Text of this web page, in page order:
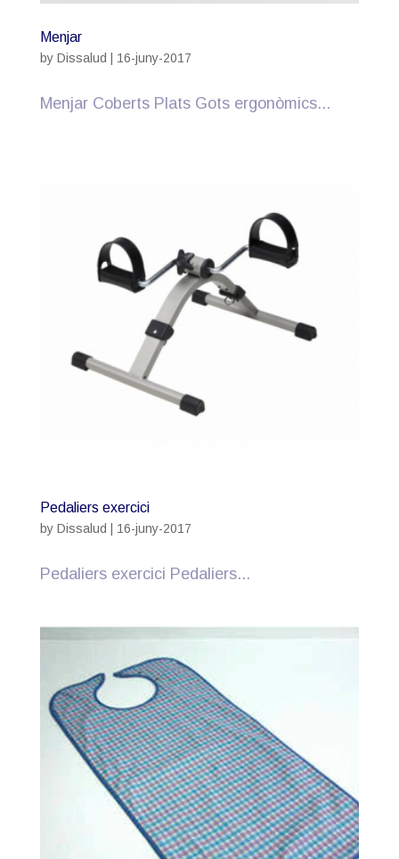
Menjar
by Dissalud 16-juny-2017
Menjar Coberts Plats Gots ergonòmics...
Pedaliers exercici
by Dissalud | 16-juny-2017
Pedaliers exercici Pedaliers...